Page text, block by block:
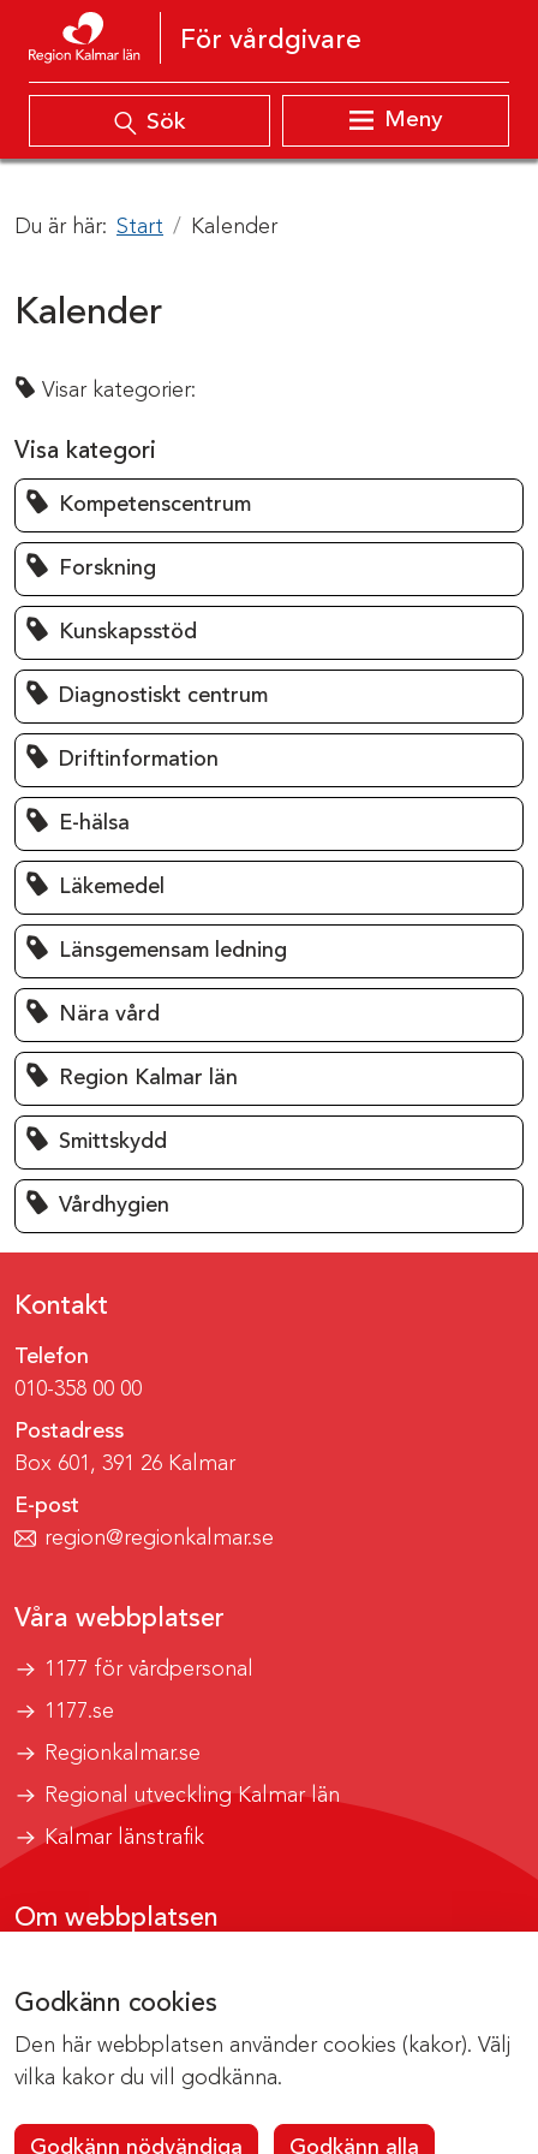
Godkänn cookies
Den här webbplatsen använder cookies (kakor). Välj
vilka kakor du vill godkänna.
Godkänn nödvändiga Godkänn alla
Hoppa till innehåll
För vårdgivare
Sök Meny
Du är här: Start Kalender
Kalender
Visar kategorier:
Visa kategori
Kompetenscentrum
Forskning
Kunskapsstöd
Diagnostiskt centrum
Driftinformation
E-hälsa
Läkemedel
Länsgemensam ledning
Nära vård
Region Kalmar län
Smittskydd
Vårdhygien
Kontakt
Telefon
010-358 00 00
Postadress
Box 601, 391 26 Kalmar
E-post
region@regionkalmar.se
Våra webbplatser
1177 för vårdpersonal
1177.se
Regionkalmar.se
Regional utveckling Kalmar län
Kalmar länstrafik
Om webbplatsen
Om cookies
Kontakta webbredaktionen